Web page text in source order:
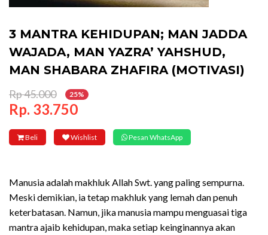
3 MANTRA KEHIDUPAN; MAN JADDA
WAJADA, MAN YAZRA’ YAHSHUD,
MAN SHABARA ZHAFIRA (MOTIVASI)
Rp 45.000 25%
Rp. 33.750
Beli Wishlist Pesan WhatsApp
Manusia adalah makhluk Allah Swt. yang paling sempurna.
Meski demikian, ia tetap makhluk yang lemah dan penuh
keterbatasan. Namun, jika manusia mampu menguasai tiga
mantra ajaib kehidupan, maka setiap keinginannya akan